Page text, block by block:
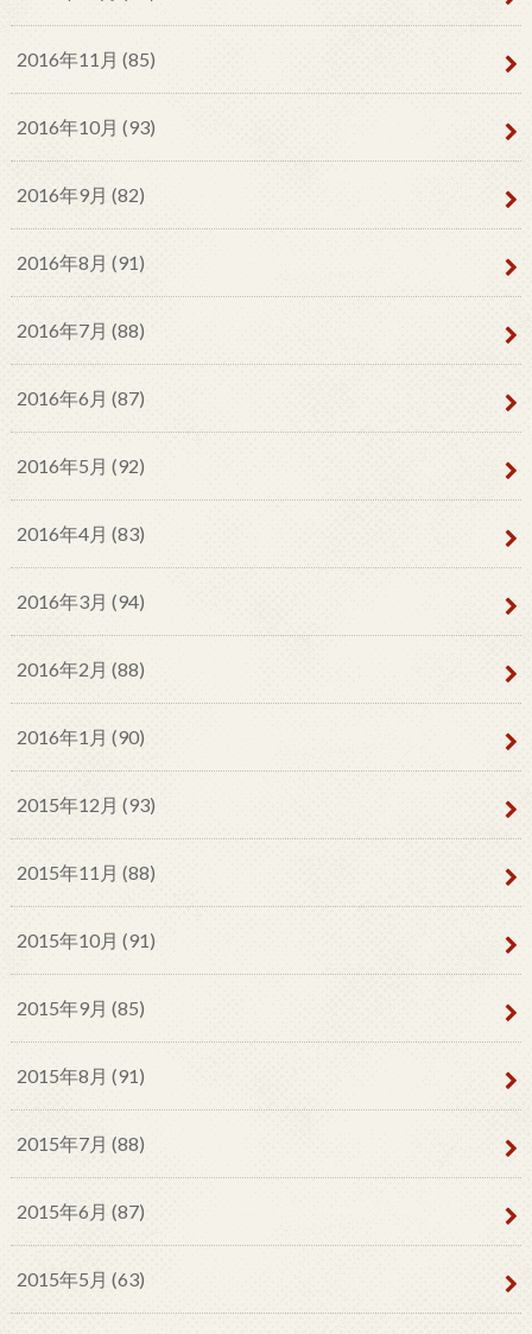
2016年11月 (85)
2016年10月 (93)
2016年9月 (82)
2016年8月 (91)
2016年7月 (88)
2016年6月 (87)
2016年5月 (92)
2016年4月 (83)
2016年3月 (94)
2016年2月 (88)
2016年1月 (90)
2015年12月 (93)
2015年11月 (88)
2015年10月 (91)
2015年9月 (85)
2015年8月 (91)
2015年7月 (88)
2015年6月 (87)
2015年5月 (63)